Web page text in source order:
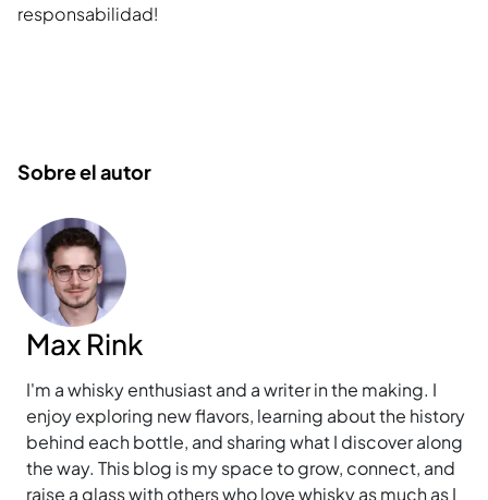
responsabilidad!
Sobre el autor
Max Rink
I'm a whisky enthusiast and a writer in the making. I
enjoy exploring new flavors, learning about the history
behind each bottle, and sharing what I discover along
the way. This blog is my space to grow, connect, and
raise a glass with others who love whisky as much as I